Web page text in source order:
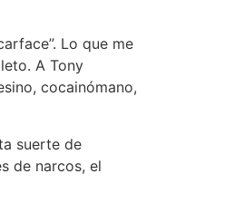
Lo que me
A Tony
cocainómano,
suerte de
de narcos, el